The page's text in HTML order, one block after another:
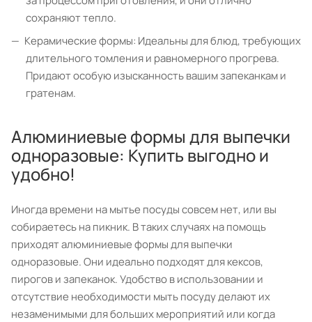
сохраняют тепло.
Керамические формы: Идеальны для блюд, требующих
длительного томления и равномерного прогрева.
Придают особую изысканность вашим запеканкам и
гратенам.
Алюминиевые формы для выпечки
одноразовые: Купить выгодно и
удобно!
Иногда времени на мытье посуды совсем нет, или вы
собираетесь на пикник. В таких случаях на помощь
приходят алюминиевые формы для выпечки
одноразовые. Они идеально подходят для кексов,
пирогов и запеканок. Удобство в использовании и
отсутствие необходимости мыть посуду делают их
незаменимыми для больших мероприятий или когда